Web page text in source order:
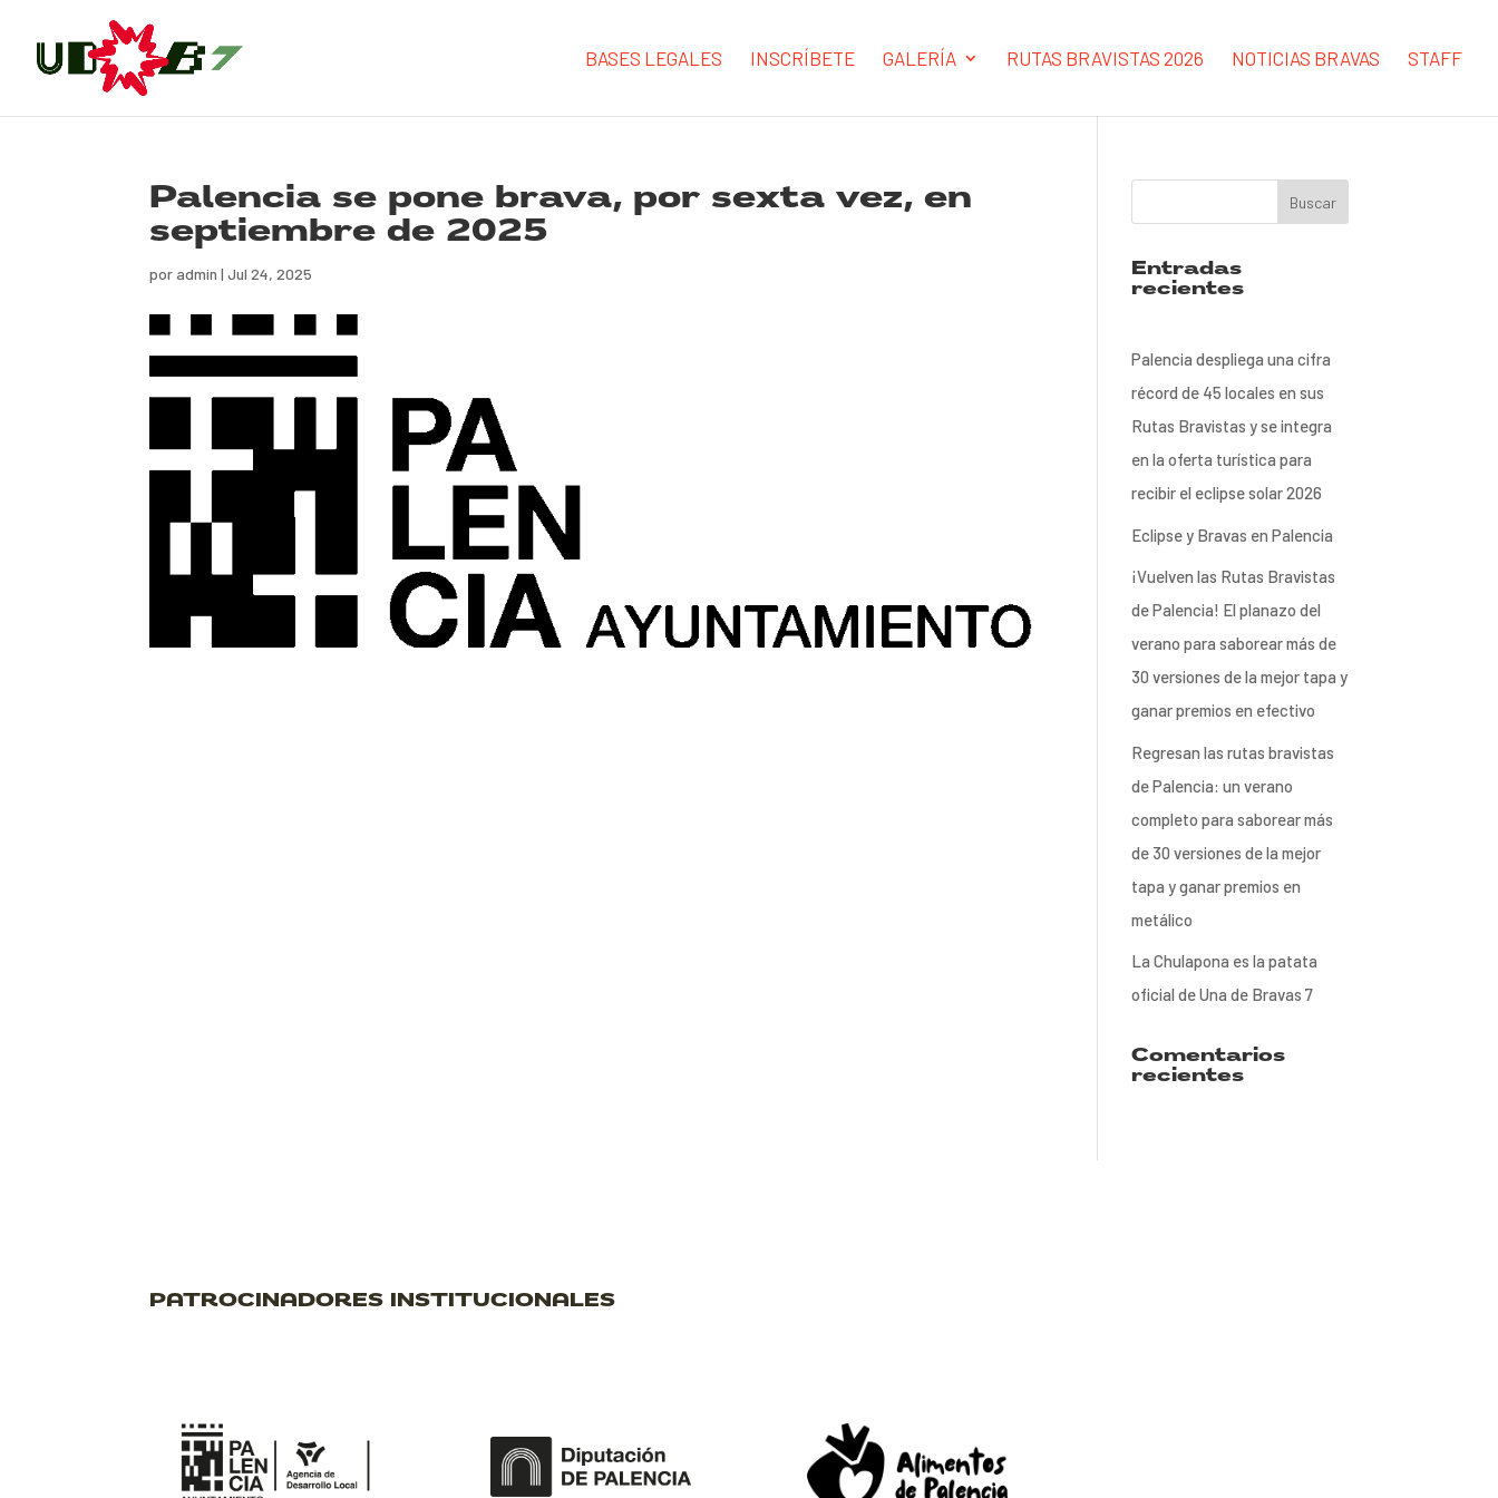
BASES LEGALES INSCRÍBETE GALERÍA RUTAS BRAVISTAS 2026 NOTICIAS BRAVAS STAFF
Palencia se pone brava, por sexta vez, en
septiembre de 2025
poradmin |Jul 24, 2025 Entradas
recientes
Palencia despliega una cifra
récord de 45 locales en sus
Rutas Bravistas y se integra
en la oferta turística para
recibir el eclipse solar 2026
Eclipse y Bravas en Palencia
¡Vuelven las Rutas Bravistas
de Palencia! El planazo del
verano para saborear más de
30 versiones de la mejor tapa y
ganar premios en efectivo
Regresan las rutas bravistas
de Palencia: un verano
completo para saborear más
de 30 versiones de la mejor
tapa y ganar premios en
metálico
La Chulapona es la patata
oficial de Una de Bravas 7
Comentarios
recientes
PATROCINADORES INSTITUCIONALES